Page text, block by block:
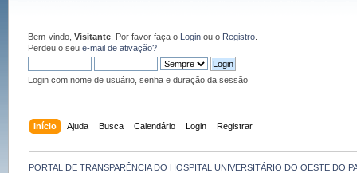
Bem-vindo, Visitante. Por favor faça o Loginou o Registro.
Perdeu o seu e-mail de ativação?
Login com nome de usuário, senha e duração da sessão
Início Ajuda Busca Calendário Login Registrar
PORTAL DE TRANSPARÊNCIA DO HOSPITAL UNIVERSITÁRIO DO OESTE DO